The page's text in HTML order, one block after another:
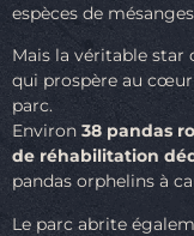
espèces de
Mais la véritable star
qui prospère au
parc.
Environ 38 pandas
de réhabilitation
pandas orphelins à
Le parc abrite